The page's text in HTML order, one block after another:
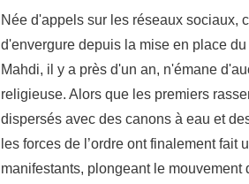
Née d'appels sur les réseaux sociaux,
d'envergure depuis la mise en place
Mahdi, il y a près d'un an, n'émane
religieuse. Alors que les premiers
dispersés avec des canons à eau et
les forces de l’ordre ont finalement fait
manifestants, plongeant le mouvement